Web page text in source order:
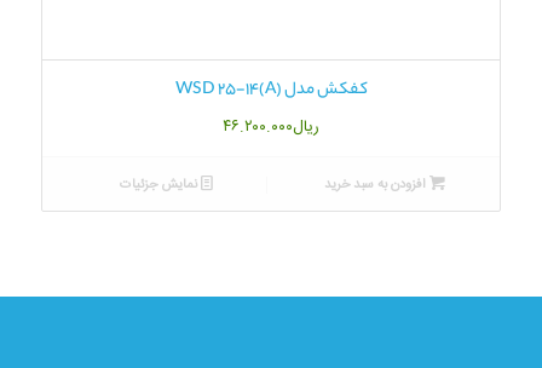
کفکش مدل WSD 25-14(A)
ریال۴۶.۲۰۰.۰۰۰
افزودن به سبد خرید نمایش جزئیات